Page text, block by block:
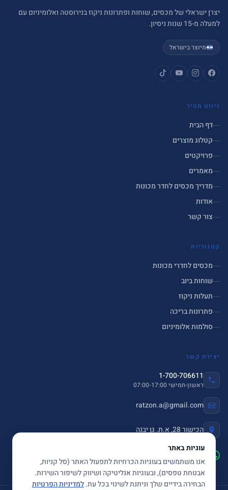
עוגיות באתר
אנו משתמשים בעוגיות הכרחיות לתפעול האתר (סל קניות,
אבטחת טפסים), ובעוגיות אנליטיקה ושיווק לשיפור השירות.
הבחירה בידיים שלך וניתנת לשינוי בכל עת.למדיניות הפרטיות
יצרן ישראלי של מכסים, שוחות ופתרונות ניקוז בנירוסטה ואלומיניום עם
למעלה מ-15 שנות ניסיון.
מיוצר בישראל
ניווט מהיר
דף הבית
קטלוג מוצרים
פרויקטים
מאמרים
מדריך מכסים לחדר מכונות
אודות
צור קשר
קטגוריות
מכסים לחדרי מכונות
שוחות ביוב
תעלות ניקוז
פתרונות בריכה
סולמות אלומיניום
יצירת קשר
1-700-706611
ראשון-חמישי 07:00-17:00
ratzon.a@gmail.com
הכישור 28, א.ת. גן יבנה